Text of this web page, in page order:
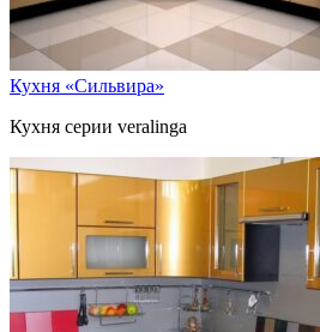
Кухня «Сильвира»
Кухня серии veralinga